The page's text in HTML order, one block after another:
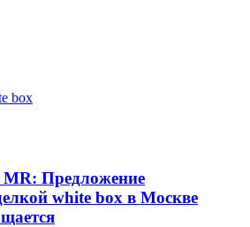
Предложение
white box в Москве